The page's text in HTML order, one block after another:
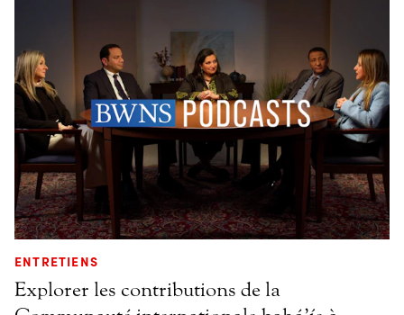
ENTRETIENS
Explorer les contributions de la